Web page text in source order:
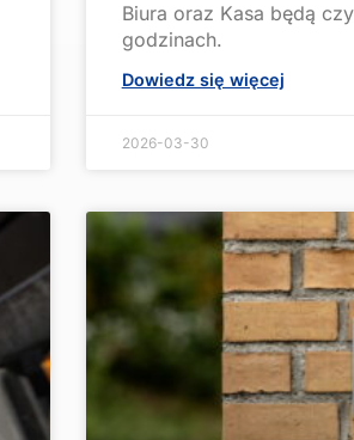
Biura oraz Kasa będą
godzinach.
Dowiedz się więcej
2026-03-30